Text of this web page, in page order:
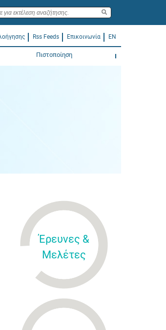
Rss Feeds Επικοινωνία EN
Πιστοποίηση
Έρευνες &
Μελέτες